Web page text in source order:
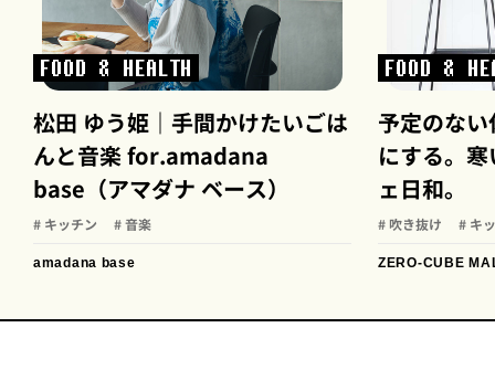
FOOD & HEALTH
松田 ゆう姫｜手間かけたいごは
んと音楽 for.amadana
base（アマダナ ベース）
# キッチン # 音楽
amadana base
FOOD &
予定のな
にする。
ェ日和。
# 吹き抜け # キ
ZERO-CUBE